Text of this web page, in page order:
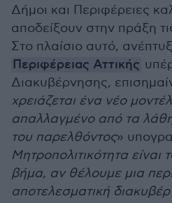
Δήμοι και Περιφέρειες
αποδείξουν στην πράξη
Στο πλαίσιο αυτό,
Περιφέρειας Αττικής
Διακυβέρνησης,
χρειάζεται ένα νέο
απαλλαγμένο από τα
του παρελθόντος»
Μητροπολιτικότητα
βήμα, αν θέλουμε μια
αποτελεσματική